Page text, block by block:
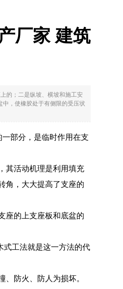
厂家 建筑
的；二是纵坡、横坡和施工安
，使橡胶处于有侧限的受压状
部分，是临时作用在支
其活动机理是利用填充
角，大大提高了支座的
座的上支座板和底盆的
式工法就是这一方法的代
防火、防人为损坏。